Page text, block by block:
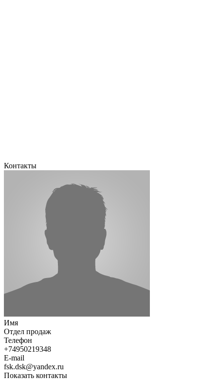
Контакты
Имя
Отдел продаж
Телефон
+74950219348
E-mail
fsk.dsk@yandex.ru
Показать контакты